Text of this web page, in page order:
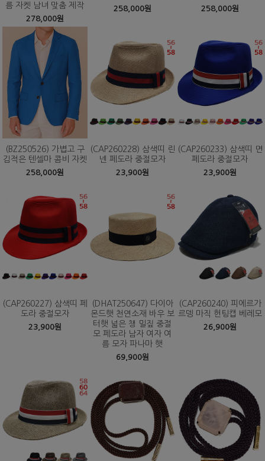
름 자켓 남녀 맞춤 제작
278,000원
258,000원 258,000원
(BZ250526) 가볍고 구
김적은 텐셀마 콤비 자켓
258,000원
(CAP260228) 삼색띠 린
넨 페도라 중절모자
23,900원
(CAP260233) 삼색띠 면
페도라 중절모자
23,900원
(CAP260227) 삼색띠 페
도라 중절모자
23,900원
(DHAT250647) 다이아
몬드햇 천연소재 바우 보
터햇 넓은 챙 밀짚 중절
모 페도라 남자 여자 여
름 모자 파나마 햇
69,900원
(CAP260240) 피에르가
르뎅 마직 헌팅캡 베레모
26,900원